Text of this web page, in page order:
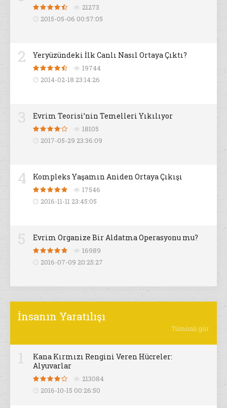
21273
2015-05-06 00:57:05
2 Yeryüzündeki İlk Canlı Nasıl Ortaya Çıktı?
19744
2014-02-18 23:14:26
Evrim Teorisi’nin Temelleri Yıkılıyor
18105
2017-05-29 23:36:09
4 Kompleks Yaşamın Aniden Ortaya Çıkışı
17546
2016-11-11 23:45:05
Evrim Organize Bir Aldatma Operasyonu mu?
16989
2016-07-09 20:25:27
İnsanın Yaratılışı
Tümünü gör
Kana Kırmızı Rengini Veren Hücreler:
Alyuvarlar
213084
2016-10-15 00:26:50